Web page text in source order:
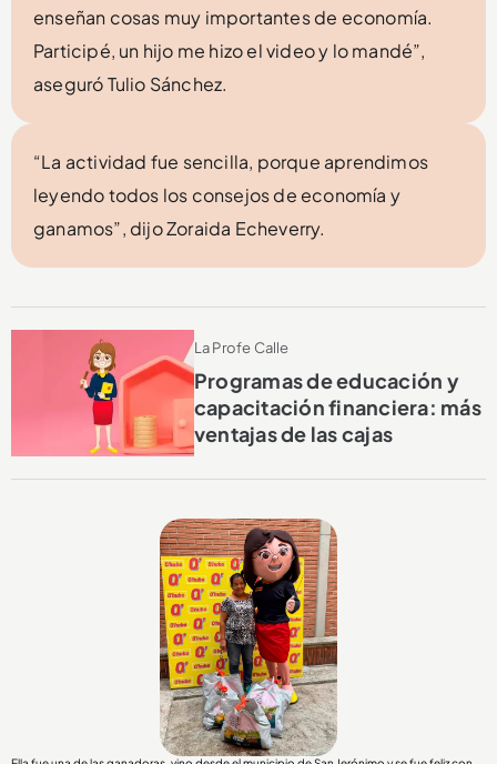
enseñan cosas muy importantes de economía.
Participé, un hijo me hizo el video y lo mandé”,
aseguró Tulio Sánchez.
“La actividad fue sencilla, porque aprendimos
leyendo todos los consejos de economía y
ganamos”, dijo Zoraida Echeverry.
La Profe Calle
Programas de educación y
capacitación financiera: más
ventajas de las cajas